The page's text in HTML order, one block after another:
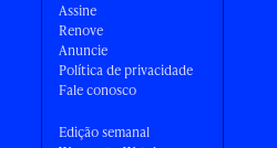
Assine
Renove
Anuncie
Política de privacidade
Fale conosco
Edição semanal